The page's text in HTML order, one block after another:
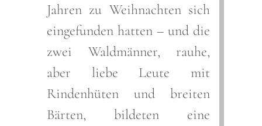
Jahren zu Weihnachten sich
eingefunden hatten – und die
zwei Waldmänner, rauhe,
aber liebe Leute mit
Rindenhüten und breiten
Bärten, bildeten eine